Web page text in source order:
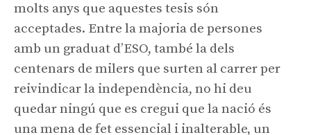
molts anys que aquestes tesis són
acceptades. Entre la majoria de persones
amb un graduat d’ESO, també la dels
centenars de milers que surten al carrer per
reivindicar la independència, no hi deu
quedar ningú que es cregui que la nació és
una mena de fet essencial i inalterable, un